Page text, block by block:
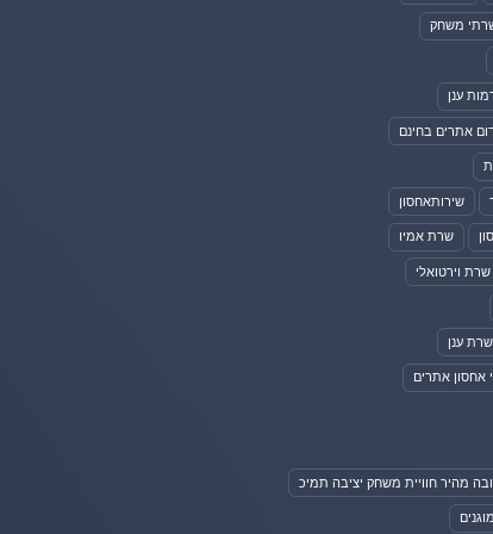
משחק
ענן
אתרים בחינם
שירותאחסון
שרת אמיו
שרת וירטואלי
שרת ענן
אחסון אתרים
מהיר חוויית משחק יציבה תמיכ